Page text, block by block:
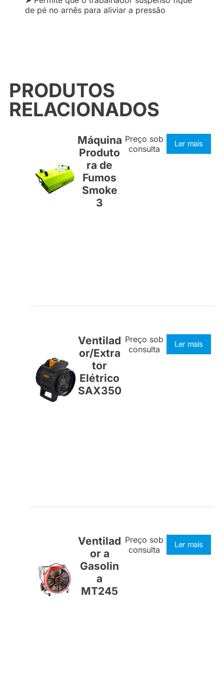
de pé no arnês para aliviar a pressão
PRODUTOS
RELACIONADOS
Máquina
Produto
ra de
Fumos
Smoke
3
Preço sob
consulta
Ler mais
Ventilad
or/Extra
tor
Elétrico
SAX350
Preço sob
consulta
Ler mais
Ventilad
or a
Gasolin
a
MT245
Preço sob
consulta
Ler mais